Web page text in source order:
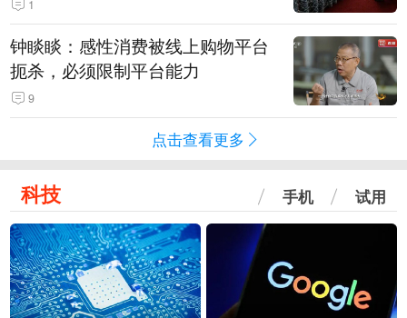
1
钟睒睒：感性消费被线上购物平台
扼杀，必须限制平台能力
9
点击查看更多
科技 手机 试用